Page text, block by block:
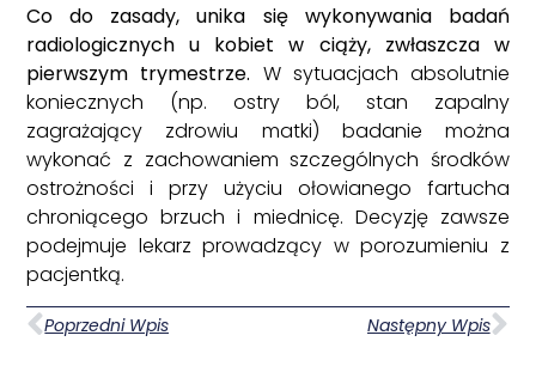
Co do zasady, unika się wykonywania badań
radiologicznych u kobiet w ciąży, zwłaszcza w
pierwszym trymestrze. W sytuacjach absolutnie
koniecznych (np. ostry ból, stan zapalny
zagrażający zdrowiu matki) badanie można
wykonać z zachowaniem szczególnych środków
ostrożności i przy użyciu ołowianego fartucha
chroniącego brzuch i miednicę. Decyzję zawsze
podejmuje lekarz prowadzący w porozumieniu z
pacjentką.
Poprzedni Wpis Następny Wpis